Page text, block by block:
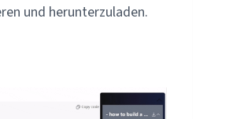
und herunterzuladen.